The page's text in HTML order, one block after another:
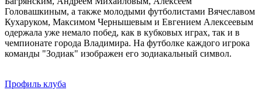
Головашкиным, а также молодыми футболистами Вячеславом
Кухаруком, Максимом Чернышевым и Евгением Алексеевым
одержала уже немало побед, как в кубковых играх, так и в
чемпионате города Владимира. На футболке каждого игрока
команды "Зодиак" изображен его зодиакальный символ.
Профиль клуба